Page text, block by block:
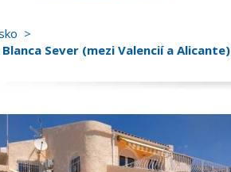
Sever (mezi Valencií a Alicante)